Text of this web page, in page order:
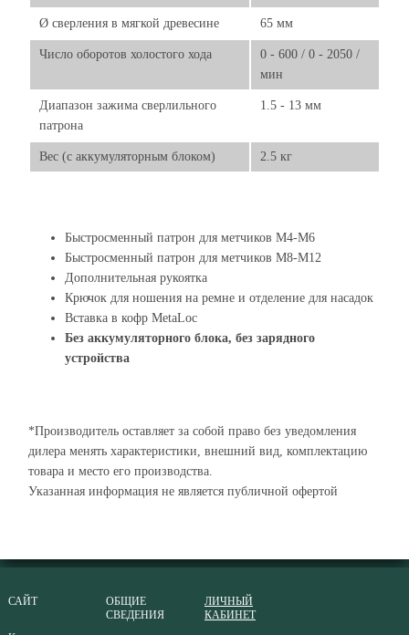
Ø сверления в мягкой древесине 65 мм
Число оборотов холостого хода
0 - 600 / 0 - 2050 /
мин
Диапазон зажима сверлильного
патрона
1.5 - 13 мм
Вес (с аккумуляторным блоком) 2.5 кг
Быстросменный патрон для метчиков M4-M6
Быстросменный патрон для метчиков M8-M12
Дополнительная рукоятка
Крючок для ношения на ремне и отделение для насадок
Вставка в кофр MetaLoc
Без аккумуляторного блока, без зарядного
устройства
*Производитель оставляет за собой право без уведомления
дилера менять характеристики, внешний вид, комплектацию
товара и место его производства.
Указанная информация не является публичной офертой
САЙТ
ОБЩИЕ
СВЕДЕНИЯ
ЛИЧНЫЙ
КАБИНЕТ